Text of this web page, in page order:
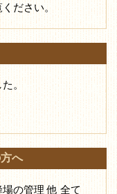
ださい。
。
へ
の管理 他 全て